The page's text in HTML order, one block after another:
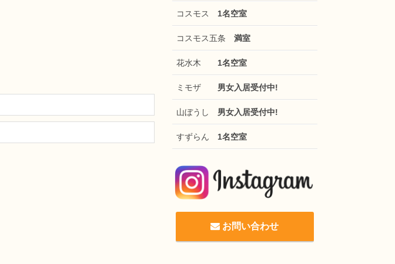
コスモス 1名空室
コスモス五条 満室
花水木 1名空室
ミモザ 男女入居受付中!
山ぼうし 男女入居受付中!
すずらん 1名空室
お問い合わせ